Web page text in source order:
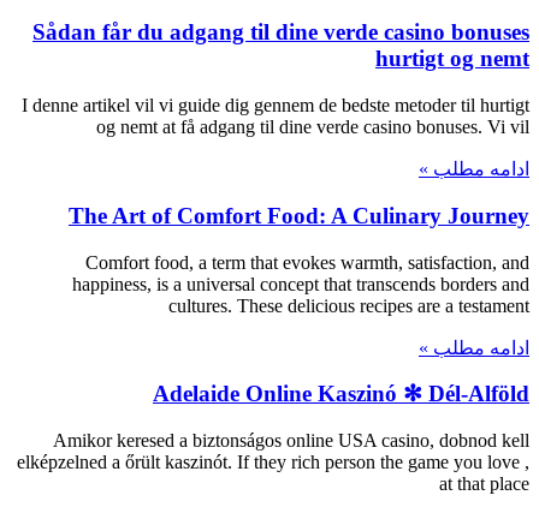
Sådan får du adgang til dine verde casino bonuses
hurtigt og nemt
I denne artikel vil vi guide dig gennem de bedste metoder til hurtigt
og nemt at få adgang til dine verde casino bonuses. Vi vil
ادامه مطلب »
The Art of Comfort Food: A Culinary Journey
Comfort food, a term that evokes warmth, satisfaction, and
happiness, is a universal concept that transcends borders and
cultures. These delicious recipes are a testament
ادامه مطلب »
Adelaide Online Kaszinó ✻ Dél-Alföld
Amikor keresed a biztonságos online USA casino, dobnod kell
elképzelned a őrült kaszinót. If they rich person the game you love ,
at that place